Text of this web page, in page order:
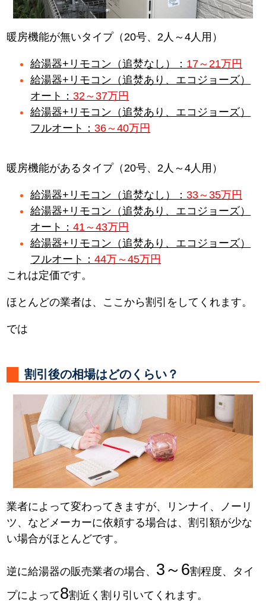
暖房機能が無いタイプ（20号、2人～4人用）
給湯器+リモコン（追焚なし）： 17～21万円
給湯器+リモコン（追焚あり、エコジョーズ）
オート：32～37万円
給湯器+リモコン（追焚あり、エコジョーズ）
フルオート：36～40万円
暖房機能があるタイプ（20号、2人～4人用）
給湯器+リモコン（追焚なし）：33～35万円
給湯器+リモコン（追焚あり、エコジョーズ）
オート：41～43万円
給湯器+リモコン（追焚あり、エコジョーズ）
フルオート：44万～45万円
これは定価です。
ほとんどの業者は、ここから割引をしてくれます。
では
割引後の相場はどのくらい？
業者によって変わってきますが、リンナイ、ノーリ
ツ、などメーカーに依頼する場合は、割引額が少な
い場合がほとんどです。
逆に給湯器の販売業者の場合、 3～6割程度、タイ
プによって8割近く割り引いてくれます。